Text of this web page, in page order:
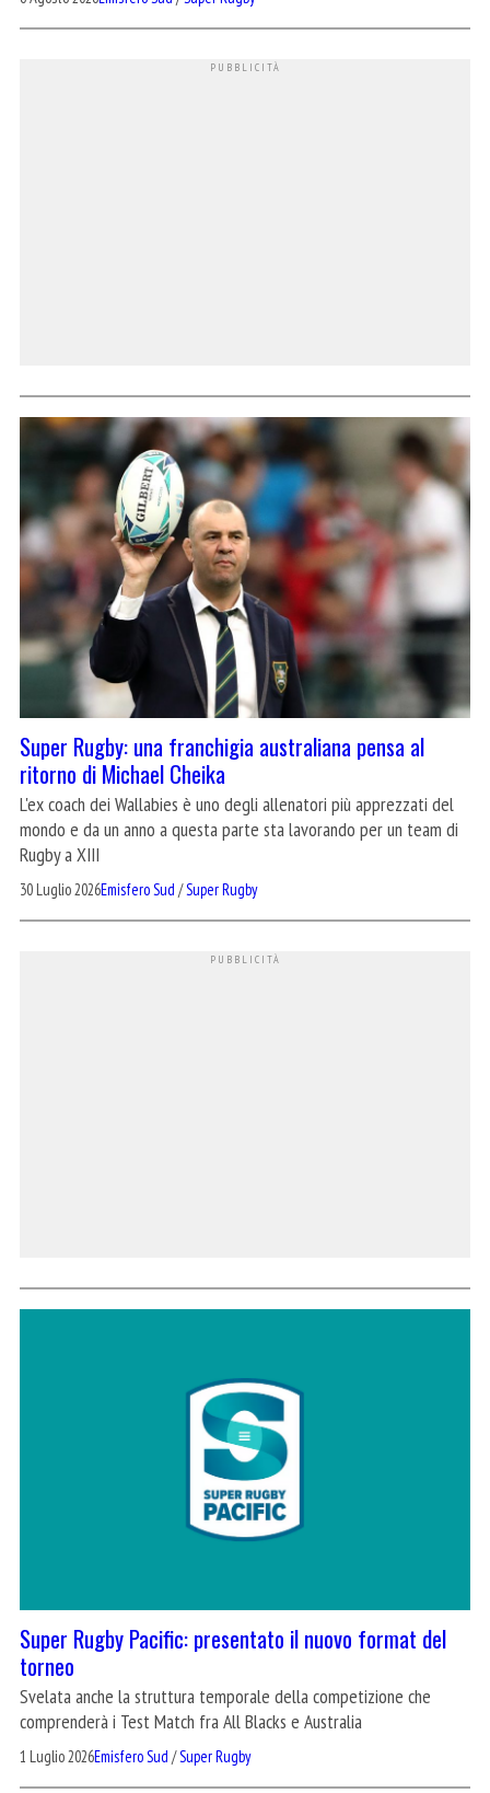
Super Rugby: una franchigia australiana pensa al
ritorno di Michael Cheika
L'ex coach dei Wallabies è uno degli allenatori più apprezzati del
mondo e da un anno a questa parte sta lavorando per un team di
Rugby a XIII
30 Luglio 2026Emisfero Sud /Super Rugby
Super Rugby Pacific: presentato il nuovo format del
torneo
Svelata anche la struttura temporale della competizione che
comprenderà i Test Match fra All Blacks e Australia
1 Luglio 2026Emisfero Sud /Super Rugby